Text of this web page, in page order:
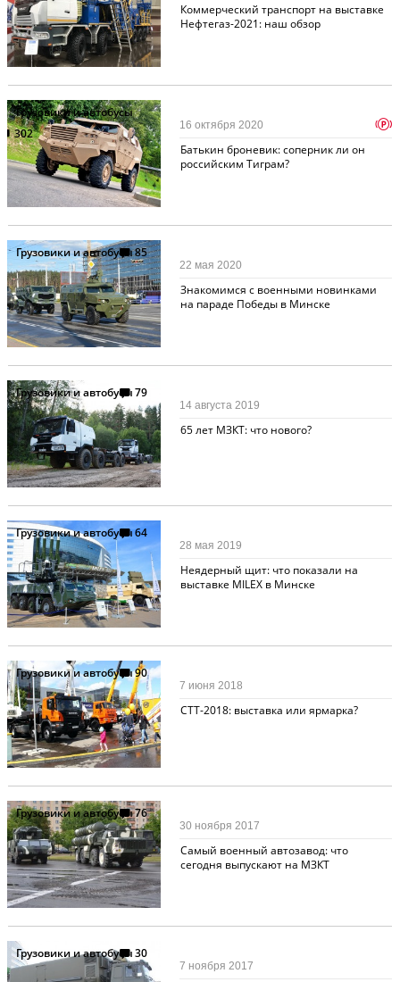
Коммерческий транспорт на выставке
Нефтегаз-2021: наш обзор
Грузовики и автобусы
302
Батькин броневик: соперник ли он
российским Тиграм?
16 октября 2020 p
Грузовики и автобусы85
Знакомимся с военными новинками
на параде Победы в Минске
22 мая 2020
Грузовики и автобусы79
65 лет МЗКТ: что нового?
14 августа 2019
Грузовики и автобусы64
Неядерный щит: что показали на
выставке MILEX в Минске
28 мая 2019
Грузовики и автобусы90
СТТ-2018: выставка или ярмарка?
7 июня 2018
Грузовики и автобусы76
Самый военный автозавод: что
сегодня выпускают на МЗКТ
30 ноября 2017
Грузовики и автобусы30
7 ноября 2017